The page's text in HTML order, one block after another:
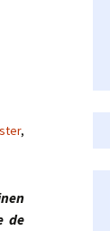
,
de